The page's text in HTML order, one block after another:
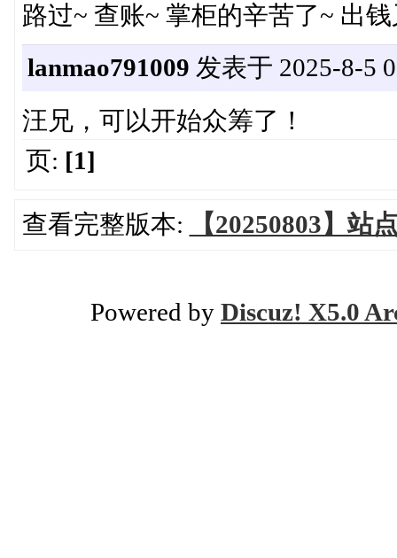
路过~ 查账~ 掌柜的辛苦了~ 出
lanmao791009 发表于 2025-8-5
汪兄，可以开始众筹了！
页: [1]
查看完整版本: 【20250803】站
Powered by Discuz! X5.0